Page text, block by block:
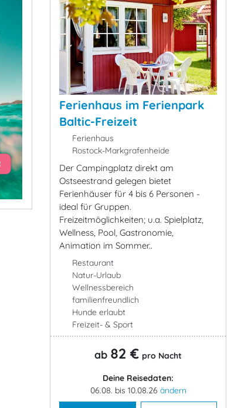
Ferienhaus im Ferienpark
Baltic-Freizeit
Ferienhaus
Rostock-Markgrafenheide
Der Campingplatz direkt am
Ostseestrand gelegen bietet
Ferienhäuser für 4 bis 6 Personen -
ideal für Gruppen.
Freizeitmöglichkeiten; u.a. Spielplatz,
Wellness, Pool, Gastronomie,
Animation im Sommer..
Restaurant
Natur-Urlaub
Wellnessbereich
familienfreundlich
Hunde erlaubt
Freizeit- & Sport
ab 82 € pro Nacht
Deine Reisedaten:
06.08. bis 10.08.26 ändern